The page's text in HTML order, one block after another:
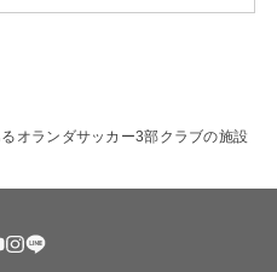
オランダサッカー3部クラブの施設